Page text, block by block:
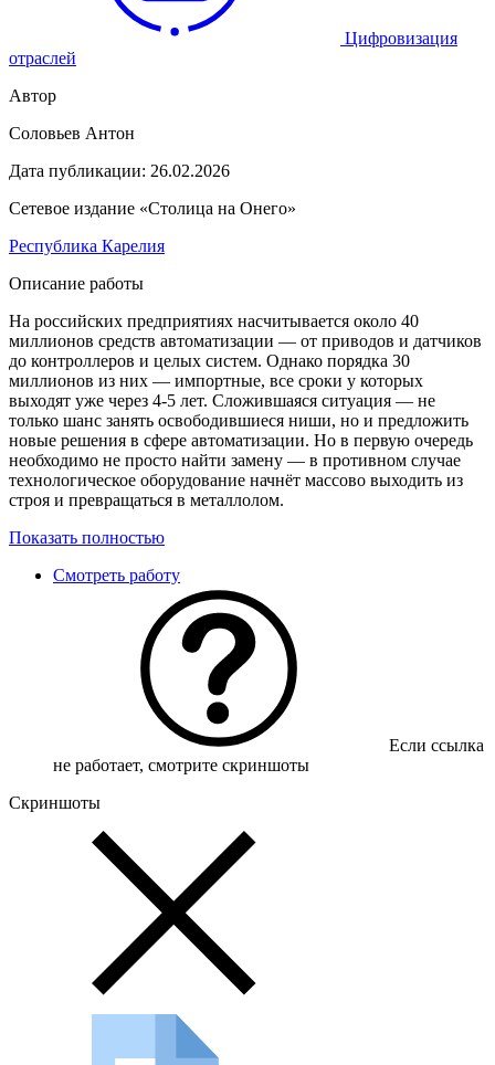
Цифровизация
отраслей
Автор
Соловьев Антон
Дата публикации: 26.02.2026
Сетевое издание «Столица на Онего»
Республика Карелия
Описание работы
На российских предприятиях насчитывается около 40
миллионов средств автоматизации — от приводов и датчиков
до контроллеров и целых систем. Однако порядка 30
миллионов из них — импортные, все сроки у которых
выходят уже через 4-5 лет. Сложившаяся ситуация — не
только шанс занять освободившиеся ниши, но и предложить
новые решения в сфере автоматизации. Но в первую очередь
необходимо не просто найти замену — в противном случае
технологическое оборудование начнёт массово выходить из
строя и превращаться в металлолом.
Показать полностью
Смотреть работу
Если ссылка
не работает, смотрите скриншоты
Скриншоты